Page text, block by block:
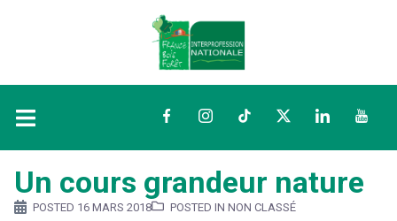
FacebookInstagramTikTokTwitterLinkedIn
Un cours grandeur nature
POSTED 16 MARS 2018 POSTED IN NON CLASSÉ